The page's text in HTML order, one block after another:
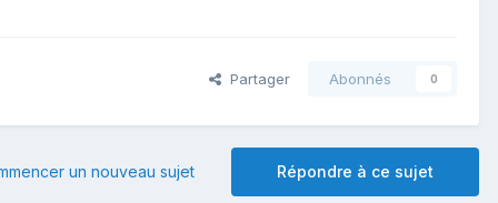
Partager Abonnés 0
Répondre à ce sujet
un nouveau sujet